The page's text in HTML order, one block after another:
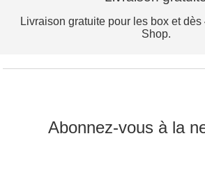
Livraison gratuite pour les box et dès
Shop.
Abonnez-vous à la